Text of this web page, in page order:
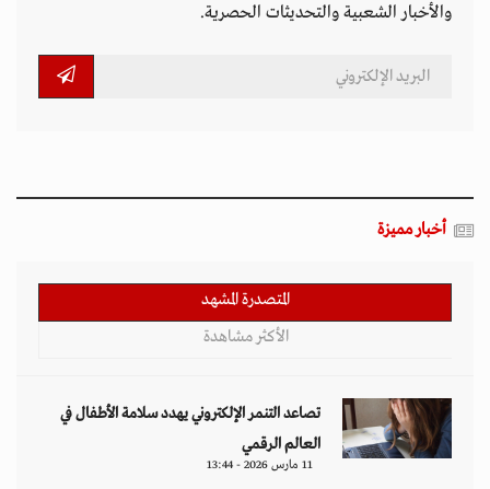
والأخبار الشعبية والتحديثات الحصرية.
أخبار مميزة
المتصدرة المشهد
الأكثر مشاهدة
تصاعد التنمر الإلكتروني يهدد سلامة الأطفال في
العالم الرقمي
11 مارس 2026 - 13:44